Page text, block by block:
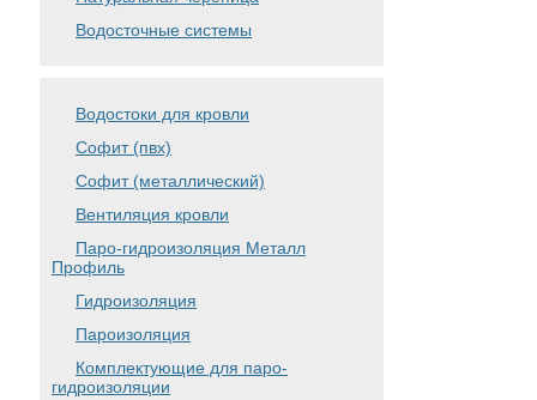
Водосточные системы
Водостоки для кровли
Софит (пвх)
Софит (металлический)
Вентиляция кровли
Паро-гидроизоляция Металл
Профиль
Гидроизоляция
Пароизоляция
Комплектующие для паро-
гидроизоляции